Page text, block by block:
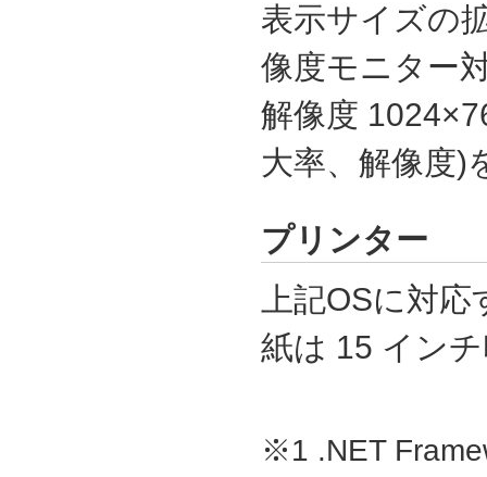
表示サイズの
像度モニター
解像度
大率、解像度)
プリンター
上記OSに対
紙は 15 イン
※1 .NET